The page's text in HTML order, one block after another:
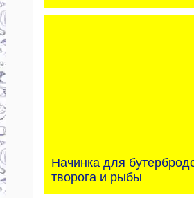
Начинка для
творога и рыбы